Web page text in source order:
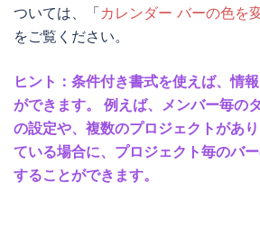
ついては、「カレンダー バーの色を
をご覧ください。
ヒント：条件付き書式を使えば、情
ができます。 例えば、メンバー毎の
の設定や、複数のプロジェクトがあ
ている場合に、プロジェクト毎のバ
することができます。